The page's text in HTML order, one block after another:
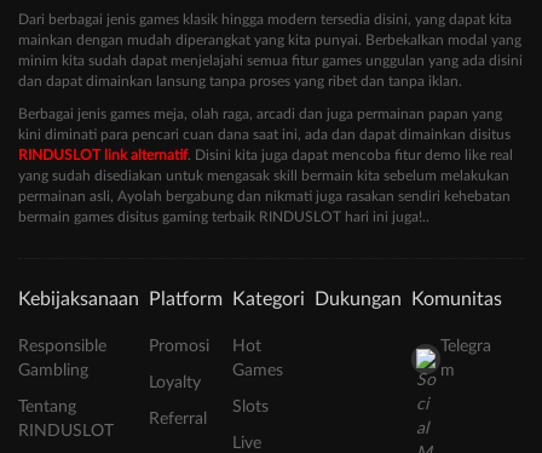
Dari berbagai jenis games klasik hingga modern tersedia disini, yang dapat kita
mainkan dengan mudah diperangkat yang kita punyai. Berbekalkan modal yang
minim kita sudah dapat menjelajahi semua fitur games unggulan yang ada disini
dan dapat dimainkan lansung tanpa proses yang ribet dan tanpa iklan.
Berbagai jenis games meja, olah raga, arcadi dan juga permainan papan yang
kini diminati para pencari cuan dana saat ini, ada dan dapat dimainkan disitus
RINDUSLOT link alternatif. Disini kita juga dapat mencoba fitur demo like real
yang sudah disediakan untuk mengasak skill bermain kita sebelum melakukan
permainan asli, Ayolah bergabung dan nikmati juga rasakan sendiri kehebatan
bermain games disitus gaming terbaik RINDUSLOT hari ini juga!..
Kebijaksanaan
Responsible
Gambling
Tentang
RINDUSLOT
Platform
Promosi
Loyalty
Referral
Kategori
Hot
Games
Slots
Live
Dukungan Komunitas
Telegra
m